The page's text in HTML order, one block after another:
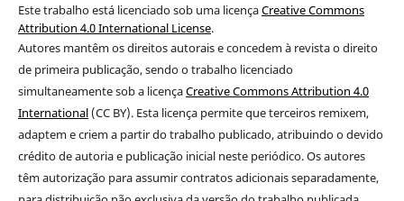
Este trabalho está licenciado sob uma licençaCreative Commons
Attribution 4.0 International License.
Autores mantêm os direitos autorais e concedem à revista o direito
de primeira publicação, sendo o trabalho licenciado
simultaneamente sob a licençaCreative Commons Attribution 4.0
International(CC BY). Esta licença permite que terceiros remixem,
adaptem e criem a partir do trabalho publicado, atribuindo o devido
crédito de autoria e publicação inicial neste periódico. Os autores
têm autorização para assumir contratos adicionais separadamente,